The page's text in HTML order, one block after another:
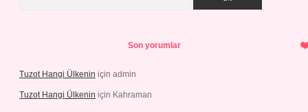
Son yorumlar
Tuzot Hangi Ülkenin için admin
Tuzot Hangi Ülkenin için Kahraman